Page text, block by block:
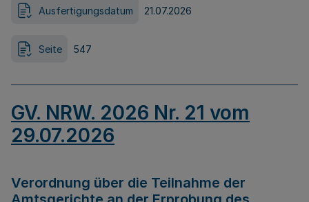
Ausfertigungsdatum 21.07.2026
Seite 547
GV. NRW. 2026 Nr. 21 vom
29.07.2026
Verordnung über die Teilnahme der